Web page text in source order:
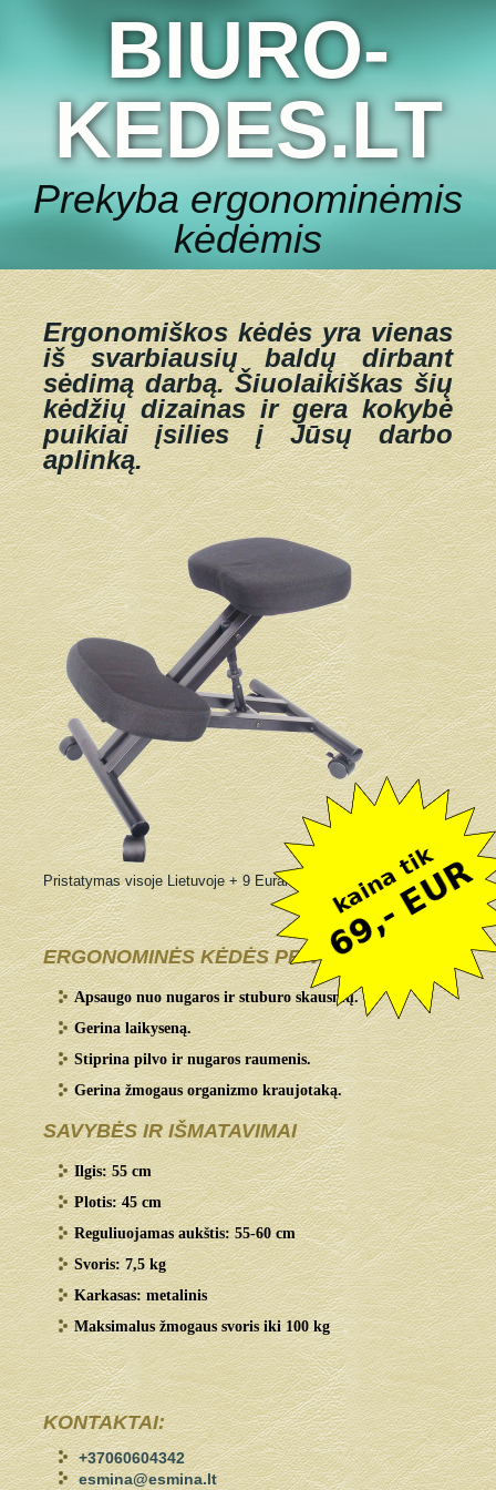
BIURO-
KEDES.LT
Prekyba ergonominėmis
kėdėmis
Ergonomiškos kėdės yra vienas
iš svarbiausių baldų dirbant
sėdimą darbą.Šiuolaikiškas šių
kėdžių dizainas ir gera kokybė
puikiai įsilies į Jūsų darbo
aplinką.
Pristatymas visoje Lietuvoje + 9 Eurai
ERGONOMINĖS KĖDĖS PRIVALUMAI:
Apsaugo nuo nugaros ir stuburo skausmų.
Gerina laikyseną.
Stiprina pilvo ir nugaros raumenis.
Gerina žmogaus organizmo kraujotaką.
SAVYBĖS IR IŠMATAVIMAI
Ilgis: 55 cm
Plotis: 45 cm
Reguliuojamas aukštis: 55-60 cm
Svoris: 7,5 kg
Karkasas: metalinis
Maksimalus žmogaus svoris iki 100 kg
KONTAKTAI:
+37060604342
esmina@esmina.lt